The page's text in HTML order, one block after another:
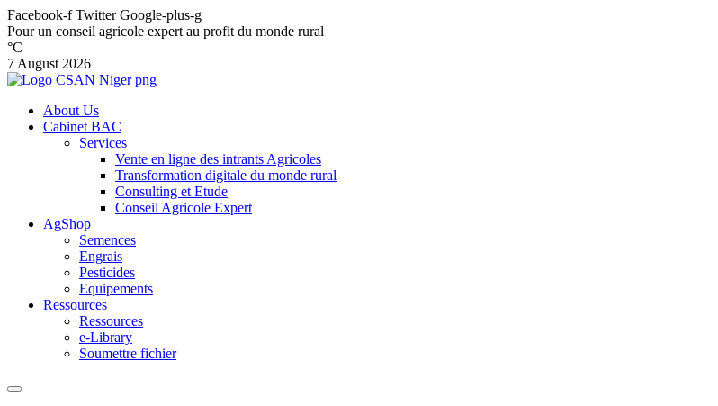
Facebook-f Twitter Google-plus-g
Pour un conseil agricole expert au profit du monde rural
°C
7 August 2026
About Us
Cabinet BAC
Services
Vente en ligne des intrants Agricoles
Transformation digitale du monde rural
Consulting et Etude
Conseil Agricole Expert
AgShop
Semences
Engrais
Pesticides
Equipements
Ressources
Ressources
e-Library
Soumettre fichier